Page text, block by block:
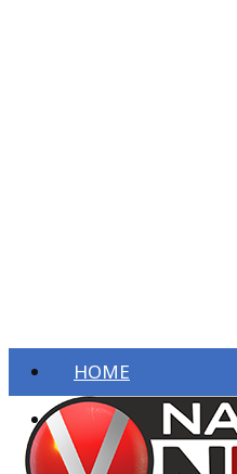
HOME
ताज़ा खबरें
देश